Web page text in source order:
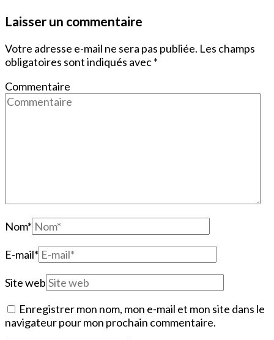
Laisser un commentaire
Votre adresse e-mail ne sera pas publiée. Les champs
obligatoires sont indiqués avec*
Commentaire
Nom*
E-mail*
Site web
Enregistrer mon nom, mon e-mail et mon site dans le
navigateur pour mon prochain commentaire.